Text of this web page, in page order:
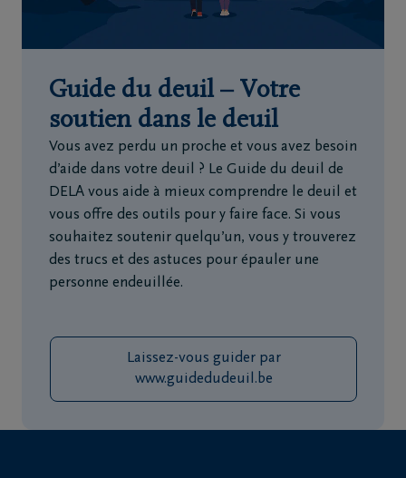
Guide du deuil – Votre
soutien dans le deuil
Vous avez perdu un proche et vous avez besoin
d’aide dans votre deuil ? Le Guide du deuil de
DELA vous aide à mieux comprendre le deuil et
vous offre des outils pour y faire face. Si vous
souhaitez soutenir quelqu’un, vous y trouverez
des trucs et des astuces pour épauler une
personne endeuillée.
Laissez-vous guider par
www.guidedudeuil.be